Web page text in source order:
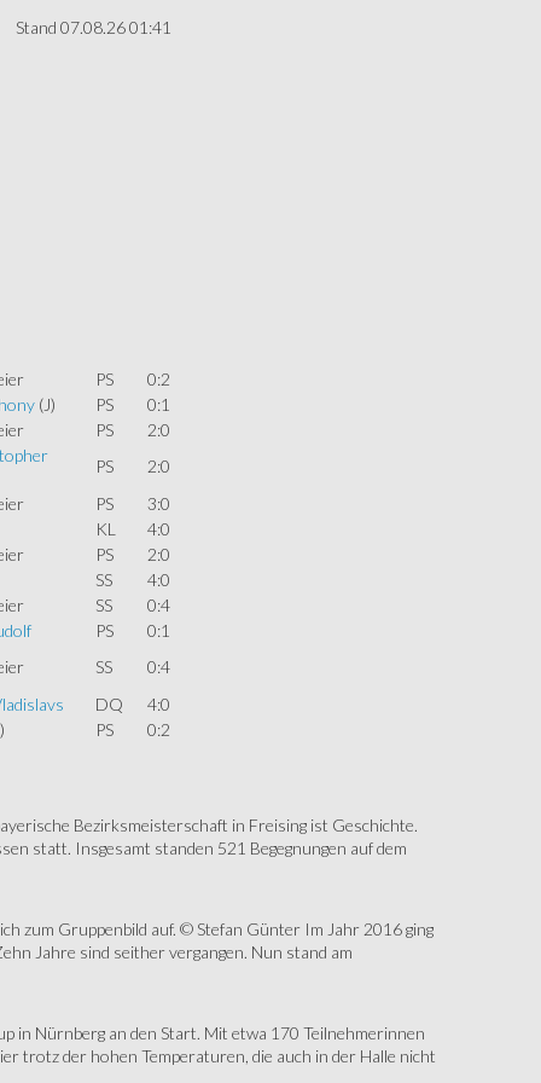
Stand 07.08.26 01:41
PS
0:2
(J) PS
0:1
PS
2:0
PS
2:0
PS
3:0
KL
4:0
PS
2:0
SS
4:0
SS
0:4
PS
0:1
SS
0:4
DQ
4:0
PS 0:2
Bezirksmeisterschaft in Freising ist Geschichte.
statt. Insgesamt standen 521 Begegnungen auf dem
zum Gruppenbild auf. © Stefan Günter Im Jahr 2016 ging
Jahre sind seither vergangen. Nun stand am
in Nürnberg an den Start. Mit etwa 170 Teilnehmerinnen
trotz der hohen Temperaturen, die auch in der Halle nicht